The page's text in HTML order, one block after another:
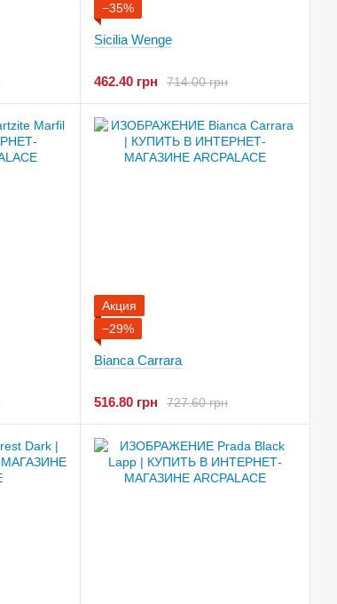
−35%
Sicilia Wenge
714.00 грн
462.40 грн
Акция
−29%
Bianca Carrara
727.60 грн
516.80 грн